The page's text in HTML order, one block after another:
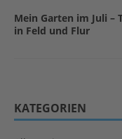
Mein Garten im Juli –
in Feld und Flur
KATEGORIEN